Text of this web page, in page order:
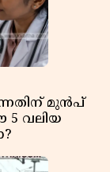
മുൻപ്
വലിയ